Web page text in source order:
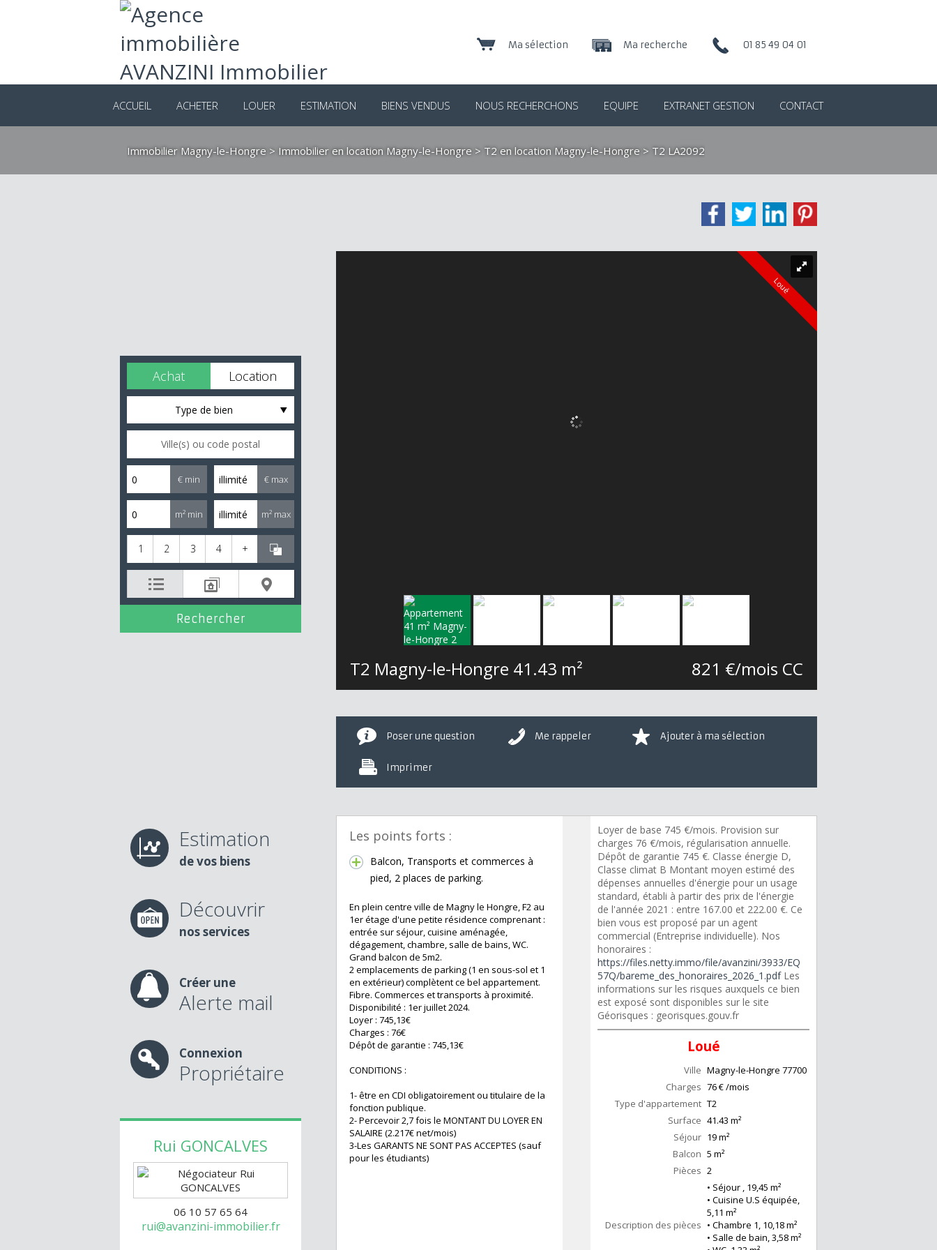
01 85 49 04 01
Ma recherche
Ma sélection
ACCUEIL ACHETER LOUER ESTIMATION BIENS VENDUS NOUS RECHERCHONS EQUIPE EXTRANET GESTION CONTACT
Immobilier Magny-le-Hongre > Immobilier en location Magny-le-Hongre > T2 en location Magny-le-Hongre > T2 LA2092
Achat Location
Type de bien
€ min € max
m² min m² max
1 2 3 4 +
Estimation
de vos biens
Découvrir
nos services
Créer une
Alerte mail
Connexion
Propriétaire
Rui GONCALVES
06 10 57 65 64
rui@avanzini-immobilier.fr
Loué
T2 Magny-le-Hongre 41.43 m² 821 €/mois CC
Poser une question Me rappeler Ajouter à ma sélection
Imprimer
Les points forts :
Balcon, Transports et commerces à
pied, 2 places de parking.
En plein centre ville de Magny le Hongre, F2 au
1er étage d'une petite résidence comprenant :
entrée sur séjour, cuisine aménagée,
dégagement, chambre, salle de bains, WC.
Grand balcon de 5m2.
2 emplacements de parking (1 en sous-sol et 1
en extérieur) complètent ce bel appartement.
Fibre. Commerces et transports à proximité.
Disponibilité : 1er juillet 2024.
Loyer : 745,13€
Charges : 76€
Dépôt de garantie : 745,13€
CONDITIONS :
1- être en CDI obligatoirement ou titulaire de la
fonction publique.
2- Percevoir 2,7 fois le MONTANT DU LOYER EN
SALAIRE (2.217€ net/mois)
3-Les GARANTS NE SONT PAS ACCEPTES (sauf
pour les étudiants)
Loyer de base 745 €/mois. Provision sur
charges 76 €/mois, régularisation annuelle.
Dépôt de garantie 745 €. Classe énergie D,
Classe climat B Montant moyen estimé des
dépenses annuelles d'énergie pour un usage
standard, établi à partir des prix de l'énergie
de l'année 2021 : entre 167.00 et 222.00 €. Ce
bien vous est proposé par un agent
commercial (Entreprise individuelle). Nos
honoraires :
https://files.netty.immo/file/avanzini/3933/EQ
57Q/bareme_des_honoraires_2026_1.pdfLes
informations sur les risques auxquels ce bien
est exposé sont disponibles sur le site
Géorisques : georisques.gouv.fr
Loué
Ville Magny-le-Hongre 77700
Charges 76 € /mois
Type d'appartement T2
Surface 41.43 m²
Séjour 19m²
Balcon 5 m²
Pièces 2
Description des pièces
• Séjour , 19,45 m²
• Cuisine U.S équipée,
5,11 m²
• Chambre 1, 10,18 m²
• Salle de bain, 3,58 m²